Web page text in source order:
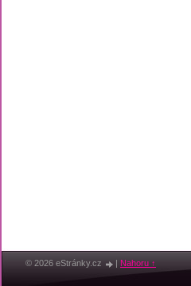
© 2026 eStránky.cz | Nahoru ↑